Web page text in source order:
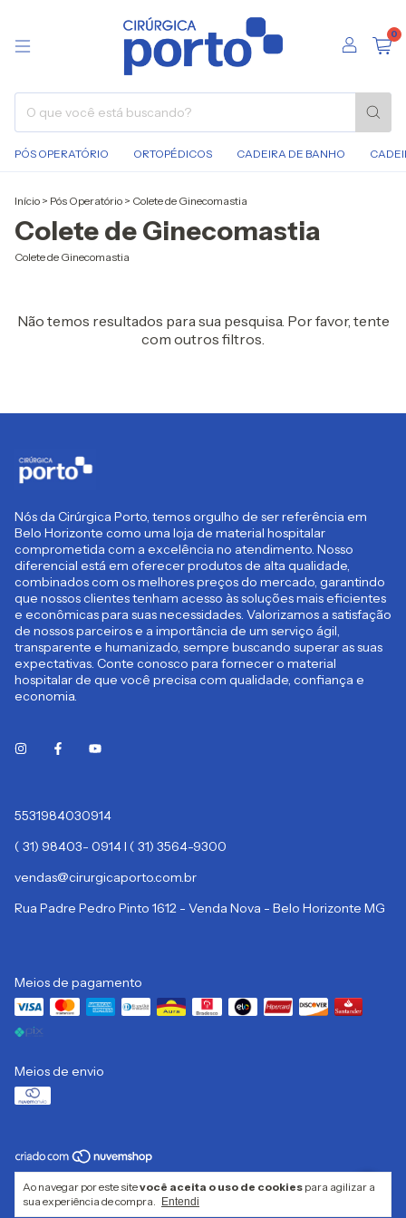
0
PÓS OPERATÓRIO ORTOPÉDICOS CADEIRA DE BANHO
Ao navegar por este sitevocê aceita o uso de cookies para agilizar a
sua experiência de compra.
Entendi
Início > Pós Operatório > Colete de Ginecomastia
Colete de Ginecomastia
Colete de Ginecomastia
Não temos resultados para sua pesquisa. Por favor, tente
com outros filtros.
Nós da Cirúrgica Porto, temos orgulho de ser referência em
Belo Horizonte como uma loja de material hospitalar
comprometida com a excelência no atendimento. Nosso
diferencial está em oferecer produtos de alta qualidade,
combinados com os melhores preços do mercado, garantindo
que nossos clientes tenham acesso às soluções mais eficientes
e econômicas para suas necessidades. Valorizamos a satisfação
de nossos parceiros e a importância de um serviço ágil,
transparente e humanizado, sempre buscando superar as suas
expectativas. Conte conosco para fornecer o material
hospitalar de que você precisa com qualidade, confiança e
economia.
5531984030914
( 31) 98403- 0914 I ( 31) 3564-9300
vendas@cirurgicaporto.com.br
Rua Padre Pedro Pinto 1612 - Venda Nova - Belo Horizonte MG
Meios de pagamento
Meios de envio
direitos reservados.